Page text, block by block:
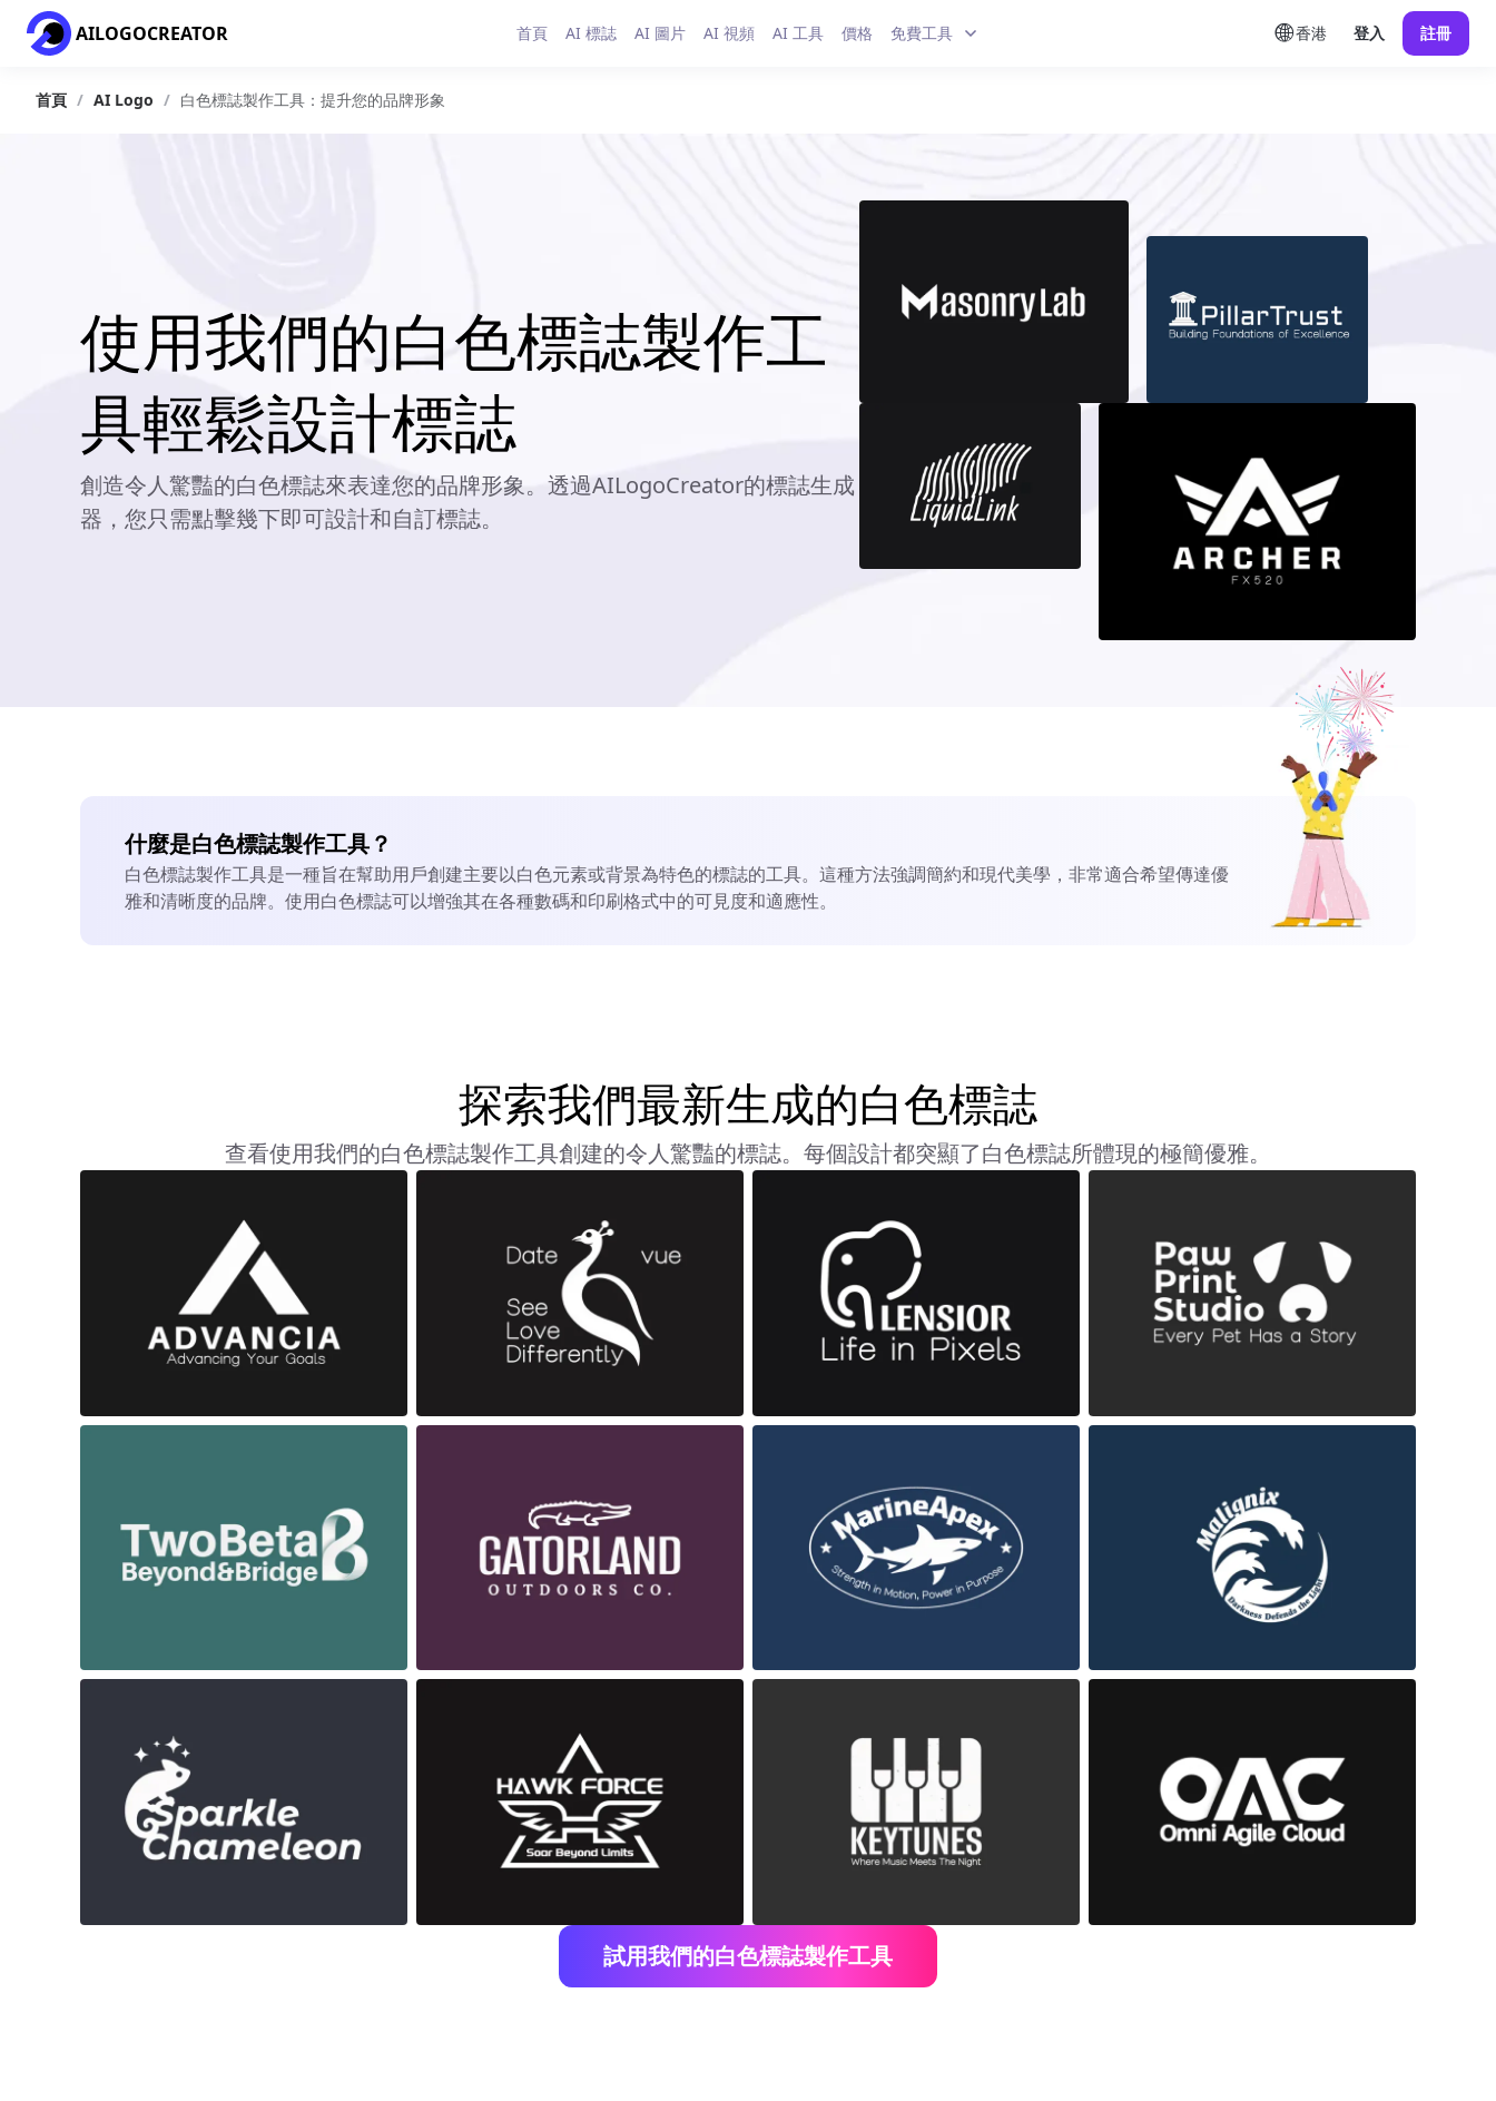
AILOGOCREATOR 首頁 AI 標誌 AI 圖片 AI 視頻 AI 工具 價格 免費工具 香港 登入 註冊
首頁 / AI Logo / 白色標誌製作工具：提升您的品牌形象
使用我們的白色標誌製作工
具輕鬆設計標誌
創造令人驚豔的白色標誌來表達您的品牌形象。透過AILogoCreator的標誌生成
器，您只需點擊幾下即可設計和自訂標誌。
什麼是白色標誌製作工具？
白色標誌製作工具是一種旨在幫助用戶創建主要以白色元素或背景為特色的標誌的工具。這種方法強調簡約和現代美學，非常適合希望傳達優
雅和清晰度的品牌。使用白色標誌可以增強其在各種數碼和印刷格式中的可見度和適應性。
探索我們最新生成的白色標誌
查看使用我們的白色標誌製作工具創建的令人驚豔的標誌。每個設計都突顯了白色標誌所體現的極簡優雅。
試用我們的白色標誌製作工具